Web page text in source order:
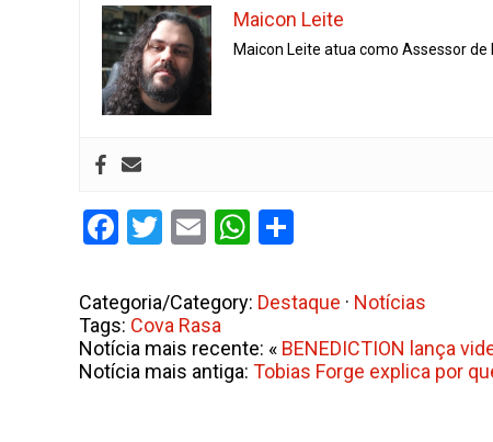
Maicon Leite
Maicon Leite atua como Assessor
Facebook
Twitter
EmailWhatsApp
Categoria/Category: Destaque · Notícias
Tags: Cova Rasa
Notícia mais recente: « BENEDICTION lança
Notícia mais antiga: Tobias Forge explica por